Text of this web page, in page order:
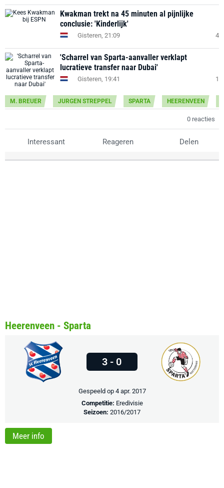
Kwakman trekt na 45 minuten al pijnlijke
conclusie: 'Kinderlijk'
Gisteren, 21:09 4
'Scharrel van Sparta-aanvaller verklapt
lucratieve transfer naar Dubai'
Gisteren, 19:41 1
M. BREUER JURGEN STREPPEL SPARTA HEERENVEEN
0 reacties
Interessant Reageren Delen
Heerenveen - Sparta
3 - 0
Gespeeld op 4 apr. 2017
Competitie: Eredivisie
Seizoen: 2016/2017
Meer info